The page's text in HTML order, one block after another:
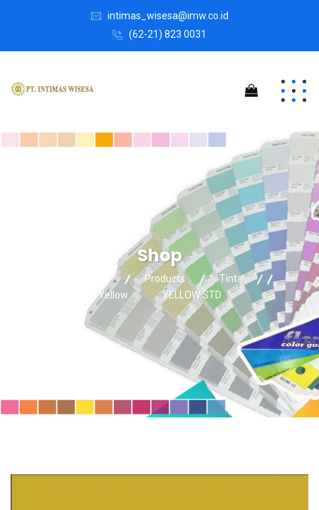
intimas_wisesa@imw.co.id
(62-21) 823 0031
Shop
Intimas Wisesa Products
Tinta
Yellow
YELLOW STD